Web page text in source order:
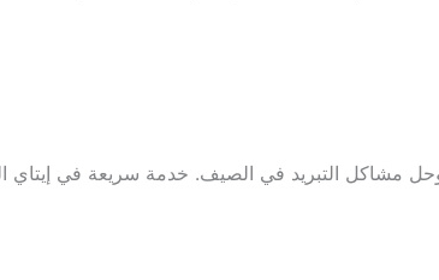
مشاكل التبريد في الصيف. خدمة سريعة في إيتاي